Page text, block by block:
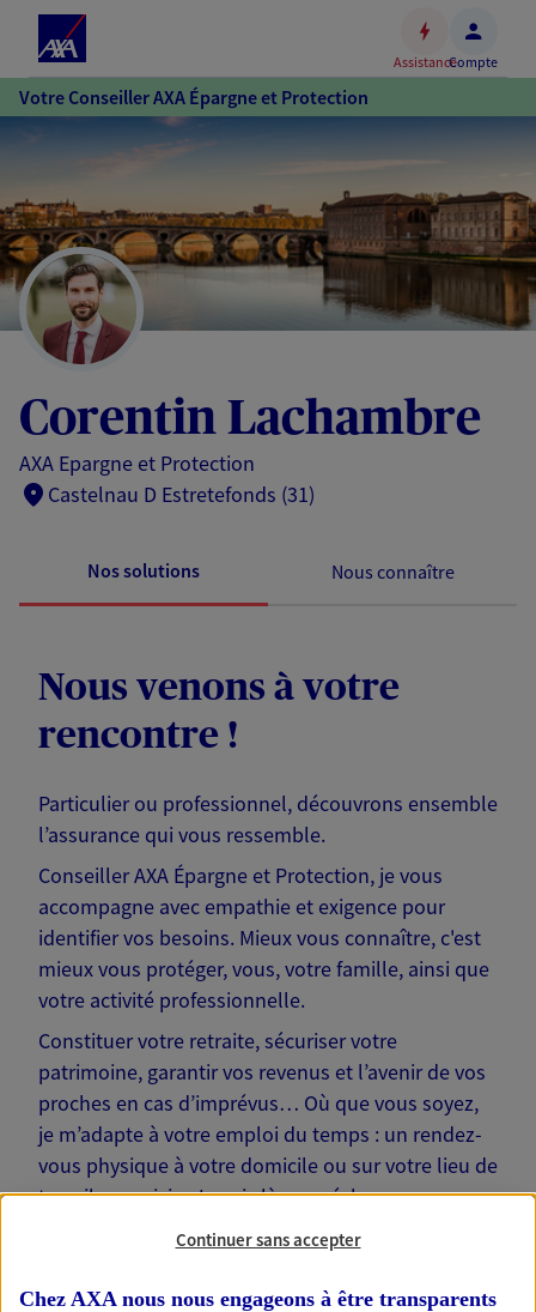
Accéder
au
contenu
principal
au
pied
de
page
AssistanceCompte
Votre Conseiller AXA Épargne et Protection
Corentin Lachambre
AXA Epargne et Protection
Castelnau D Estretefonds (31)
Nos solutions Nous connaître
Nous venons à votre
rencontre !
Particulier ou professionnel, découvrons ensemble
l’assurance qui vous ressemble.
Conseiller AXA Épargne et Protection, je vous
accompagne avec empathie et exigence pour
identifier vos besoins. Mieux vous connaître, c'est
mieux vous protéger, vous, votre famille, ainsi que
votre activité professionnelle.
Constituer votre retraite, sécuriser votre
patrimoine, garantir vos revenus et l’avenir de vos
proches en cas d’imprévus… Où que vous soyez,
je m’adapte à votre emploi du temps : un rendez-
vous physique à votre domicile ou sur votre lieu de
travail, une visio. Je suis là pour échanger avec
Continuer sans accepter
Chez AXA nous nous engageons à être transparents